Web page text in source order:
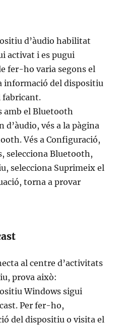
d’àudio habilitat
activat i es pugui
fer-ho varia segons el
informació del dispositiu
fabricant.
amb el Bluetooth
vés a la pàgina
Vés a Configuració,
selecciona Bluetooth,
selecciona Suprimeix el
torna a provar
al centre d’activitats
prova això:
Windows sigui
Per fer-ho,
del dispositiu o visita el